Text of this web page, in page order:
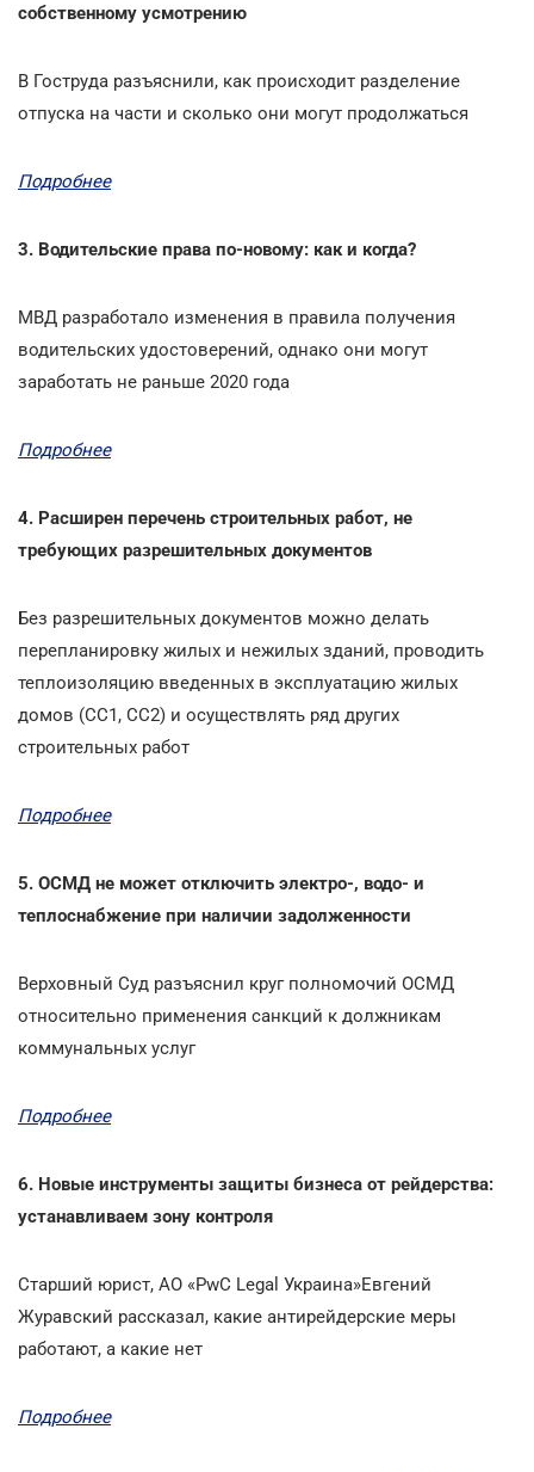
собственному усмотрению
В Гоструда разъяснили, как происходит разделение
отпуска на части и сколько они могут продолжаться
Подробнее
3. Водительские права по-новому: как и когда?
МВД разработало изменения в правила получения
водительских удостоверений, однако они могут
заработать не раньше 2020 года
Подробнее
4. Расширен перечень строительных работ, не
требующих разрешительных документов
Без разрешительных документов можно делать
перепланировку жилых и нежилых зданий, проводить
теплоизоляцию введенных в эксплуатацию жилых
домов (СС1, СС2) и осуществлять ряд других
строительных работ
Подробнее
5. ОСМД не может отключить электро-, водо- и
теплоснабжение при наличии задолженности
Верховный Суд разъяснил круг полномочий ОСМД
относительно применения санкций к должникам
коммунальных услуг
Подробнее
6. Новые инструменты защиты бизнеса от рейдерства:
устанавливаем зону контроля
Старший юрист, АО «PwC Legal Украина»Евгений
Журавский рассказал, какие антирейдерские меры
работают, а какие нет
Подробнее